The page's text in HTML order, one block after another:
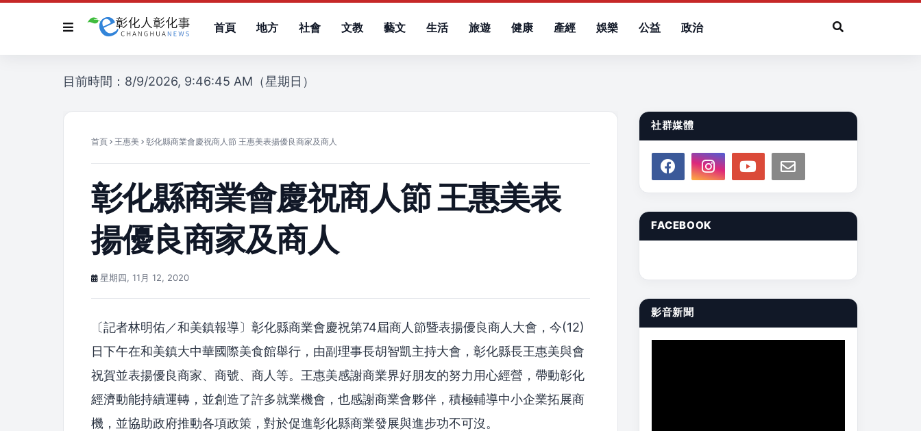
首頁 地方 社會 文教 藝文 生活 旅遊 健康 產經 娛樂 公益 政治
目前時間：8/9/2026, 9:46:45 AM（星期日）
首頁 王惠美 彰化縣商業會慶祝商人節 王惠美表揚優良商家及商人
彰化縣商業會慶祝商人節 王惠美表
揚優良商家及商人
星期四, 11月 12, 2020
〔記者林明佑／和美鎮報導〕彰化縣商業會慶祝第74屆商人節暨表揚優良商人大會，今(12)
日下午在和美鎮大中華國際美食館舉行，由副理事長胡智凱主持大會，彰化縣長王惠美與會
祝賀並表揚優良商家、商號、商人等。王惠美感謝商業界好朋友的努力用心經營，帶動彰化
經濟動能持續運轉，並創造了許多就業機會，也感謝商業會夥伴，積極輔導中小企業拓展商
機，並協助政府推動各項政策，對於促進彰化縣商業發展與進步功不可沒。
社群媒體
FACEBOOK
影音新聞